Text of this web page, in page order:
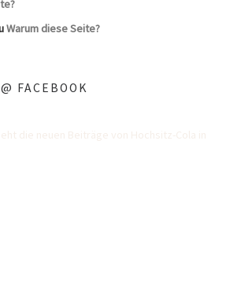
Warum diese Seite?
FACEBOOK